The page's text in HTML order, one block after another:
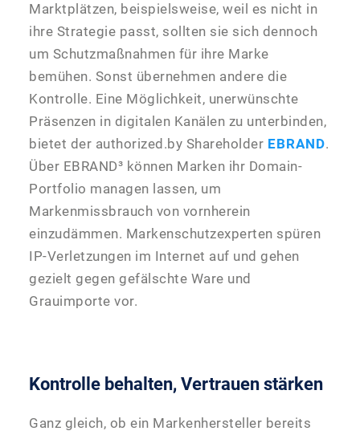
Marktplätzen, beispielsweise, weil es nicht in
ihre Strategie passt, sollten sie sich dennoch
um Schutzmaßnahmen für ihre Marke
bemühen. Sonst übernehmen andere die
Kontrolle. Eine Möglichkeit, unerwünschte
Präsenzen in digitalen Kanälen zu unterbinden,
bietet der authorized.by Shareholder EBRAND.
Über EBRAND³ können Marken ihr Domain-
Portfolio managen lassen, um
Markenmissbrauch von vornherein
einzudämmen. Markenschutzexperten spüren
IP-Verletzungen im Internet auf und gehen
gezielt gegen gefälschte Ware und
Grauimporte vor.
Kontrolle behalten, Vertrauen stärken
Ganz gleich, ob ein Markenhersteller bereits